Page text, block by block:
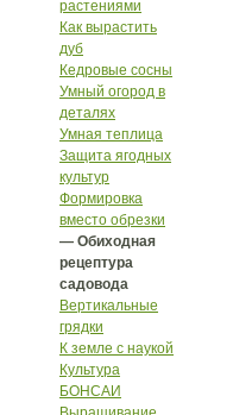
растениями
Как вырастить
дуб
Кедровые сосны
Умный огород в
деталях
Умная теплица
Защита ягодных
культур
Формировка
вместо обрезки
— Обиходная
рецептура
садовода
Вертикальные
грядки
К земле с наукой
Культура
БОНСАИ